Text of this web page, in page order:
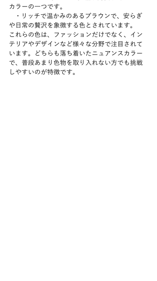
カラーの一つです。
や日常の贅沢を象徴する色とされています。
これらの色は、ファッションだけでなく、イン
テリアやデザインなど様々な分野で注目されて
います。どちらも落ち着いたニュアンスカラー
で、普段あまり色物を取り入れない方でも挑戦
しやすいのが特徴です。